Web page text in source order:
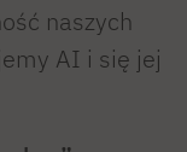
naszych
AI i się jej